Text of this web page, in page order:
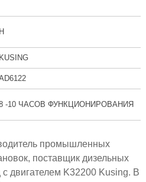
H
KUSING
-10 ЧАСОВ ФУНКЦИОНИРОВАНИЯ
промышленных
поставщик дизельных
с двигателем K32200 Kusing. В